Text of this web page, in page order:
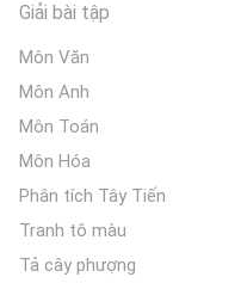
Giải bài tập
Môn Văn
Môn Anh
Môn Toán
Môn Hóa
Phân tích Tây Tiến
Tranh tô màu
Tả cây phượng